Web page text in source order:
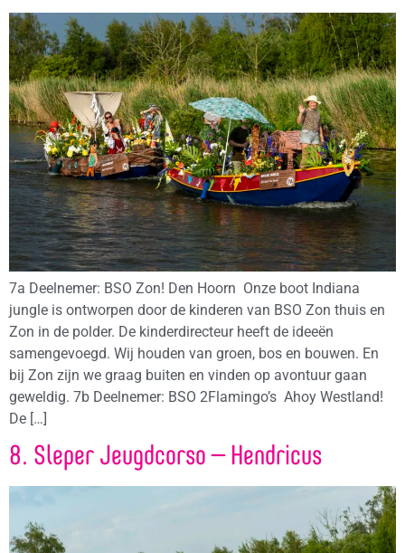
7a Deelnemer: BSO Zon! Den Hoorn Onze boot Indiana
jungle is ontworpen door de kinderen van BSO Zon thuis en
Zon in de polder. De kinderdirecteur heeft de ideeën
samengevoegd. Wij houden van groen, bos en bouwen. En
bij Zon zijn we graag buiten en vinden op avontuur gaan
geweldig. 7b Deelnemer: BSO 2Flamingo’s Ahoy Westland!
De […]
8. Sleper Jeugdcorso – Hendricus